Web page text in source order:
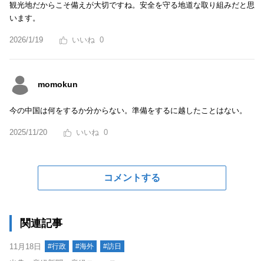
観光地だからこそ備えが大切ですね。安全を守る地道な取り組みだと思
います。
2026/1/19 0
momokun
今の中国は何をするか分からない。準備をするに越したことはない。
2025/11/20 0
コメントする
関連記事
11月18日 #行政 #海外 #訪日